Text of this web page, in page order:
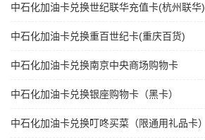
中石化加油卡兑换世纪联华充值卡(杭州联华)
中石化加油卡兑换重百世纪卡(重庆百货)
中石化加油卡兑换南京中央商场购物卡
中石化加油卡兑换银座购物卡（黑卡）
中石化加油卡兑换叮咚买菜（限通用礼品卡）